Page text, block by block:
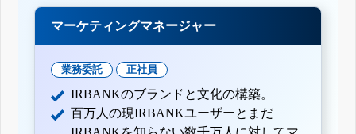
マーケティングマネージャー
業務委託 正社員
IRBANKのブランドと文化の構築。
百万人の現IRBANKユーザーとまだ